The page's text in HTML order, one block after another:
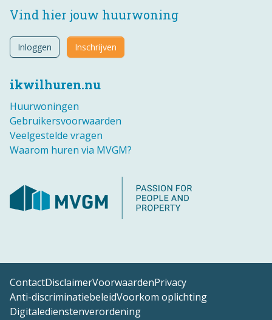
ikwilhuren.nu
Huurwoningen
Gebruikersvoorwaarden
Veelgestelde vragen
Waarom huren via MVGM?
Vind hier jouw huurwoning
Inloggen Inschrijven
ContactDisclaimerVoorwaardenPrivacy
Anti-discriminatiebeleidVoorkom oplichting
Digitaledienstenverordening